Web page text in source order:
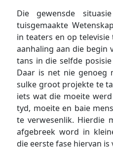
Die gewensde
tuisgemaakte
in teaters en op
aanhaling aan die begin
tans in die selfde
Daar is net nie genoeg
sulke groot projekte te
iets wat die moeite
tyd, moeite en baie
te verwesenlik. Hierdie
afgebreek word in
die eerste fase hiervan is